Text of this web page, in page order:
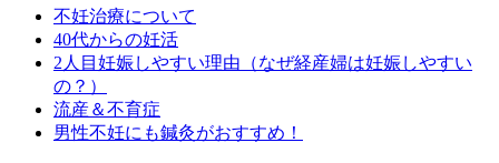
不妊治療について
40代からの妊活
2人目妊娠しやすい理由（なぜ経産婦は妊娠しやすい
の？）
流産＆不育症
男性不妊にも鍼灸がおすすめ！